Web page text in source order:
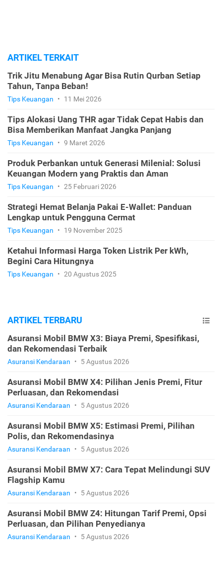
ARTIKEL TERKAIT
Trik Jitu Menabung Agar Bisa Rutin Qurban Setiap
Tahun, Tanpa Beban!
Tips Keuangan • 11 Mei 2026
Tips Alokasi Uang THR agar Tidak Cepat Habis dan
Bisa Memberikan Manfaat Jangka Panjang
Tips Keuangan • 9 Maret 2026
Produk Perbankan untuk Generasi Milenial: Solusi
Keuangan Modern yang Praktis dan Aman
Tips Keuangan • 25 Februari 2026
Strategi Hemat Belanja Pakai E-Wallet: Panduan
Lengkap untuk Pengguna Cermat
Tips Keuangan • 19 November 2025
Ketahui Informasi Harga Token Listrik Per kWh,
Begini Cara Hitungnya
Tips Keuangan • 20 Agustus 2025
ARTIKEL TERBARU
Asuransi Mobil BMW X3: Biaya Premi, Spesifikasi,
dan Rekomendasi Terbaik
Asuransi Kendaraan • 5 Agustus 2026
Asuransi Mobil BMW X4: Pilihan Jenis Premi, Fitur
Perluasan, dan Rekomendasi
Asuransi Kendaraan • 5 Agustus 2026
Asuransi Mobil BMW X5: Estimasi Premi, Pilihan
Polis, dan Rekomendasinya
Asuransi Kendaraan • 5 Agustus 2026
Asuransi Mobil BMW X7: Cara Tepat Melindungi SUV
Flagship Kamu
Asuransi Kendaraan • 5 Agustus 2026
Asuransi Mobil BMW Z4: Hitungan Tarif Premi, Opsi
Perluasan, dan Pilihan Penyedianya
Asuransi Kendaraan • 5 Agustus 2026